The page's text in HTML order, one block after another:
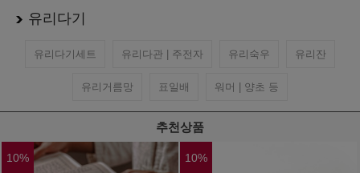
유리다기
유리다기세트 유리다관 | 주전자 유리숙우 유리잔
유리거름망 표일배 워머 | 양초 등
추천상품
10% 10%